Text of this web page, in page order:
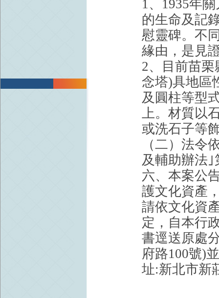
1、1935年
的生命及記
慰靈碑。不
緣由，是見
2、目前苗
念塔)具地區
及圓柱等型
上。材質以
或洗石子等
（二）法令
及輔助辦法
六、本案公
護文化資產
請依文化資
定，自本行
書逕送原處
府路100號)
址:新北市新